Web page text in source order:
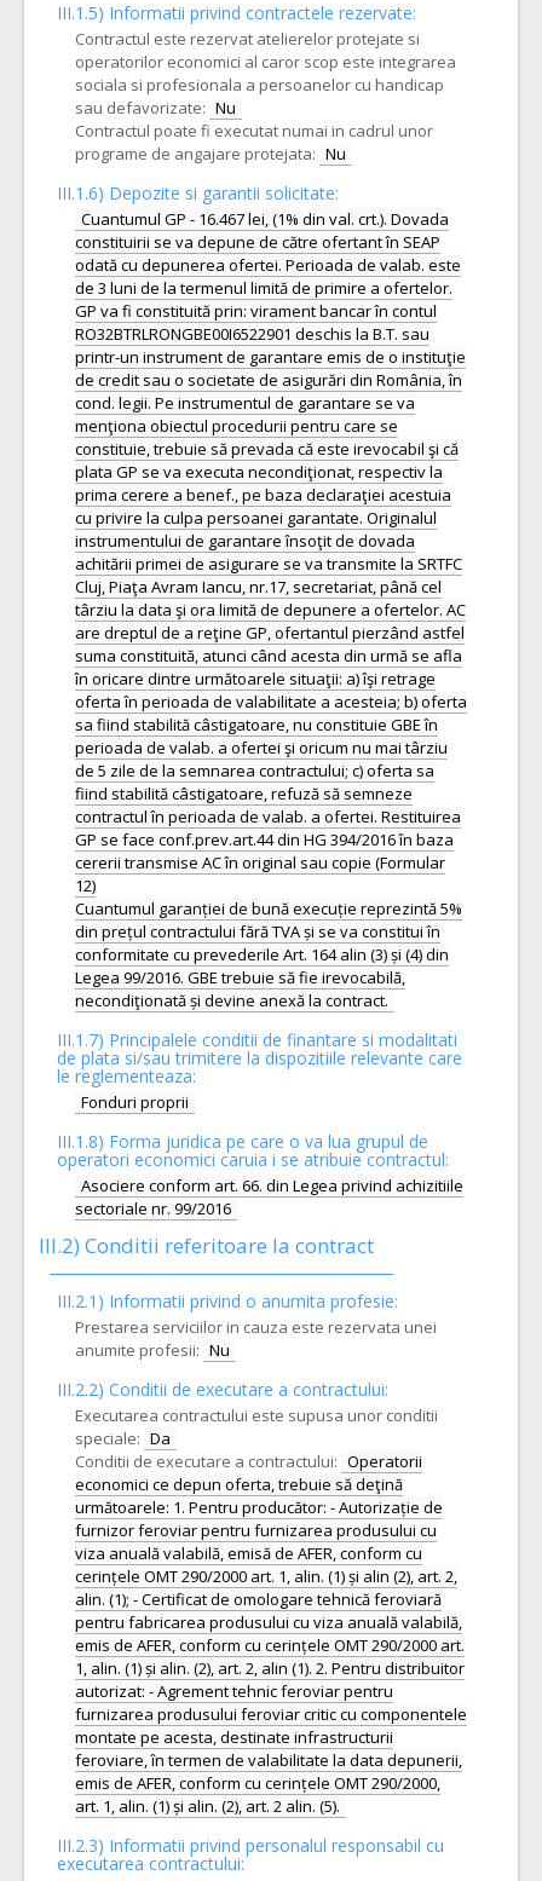
III.1.5) Informatii privind contractele rezervate:
Contractul este rezervat atelierelor protejate si
operatorilor economici al caror scop este integrarea
sociala si profesionala a persoanelor cu handicap
sau defavorizate: Nu
Contractul poate fi executat numai in cadrul unor
programe de angajare protejata: Nu
III.1.6) Depozite si garantii solicitate:
Cuantumul GP - 16.467 lei, (1% din val. crt.). Dovada
constituirii se va depune de către ofertant în SEAP
odată cu depunerea ofertei. Perioada de valab. este
de 3 luni de la termenul limită de primire a ofertelor.
GP va fi constituită prin: virament bancar în contul
RO32BTRLRONGBE00I6522901 deschis la B.T. sau
printr-un instrument de garantare emis de o instituţie
de credit sau o societate de asigurări din România, în
cond. legii. Pe instrumentul de garantare se va
menţiona obiectul procedurii pentru care se
constituie, trebuie să prevada că este irevocabil şi că
plata GP se va executa necondiţionat, respectiv la
prima cerere a benef., pe baza declaraţiei acestuia
cu privire la culpa persoanei garantate. Originalul
instrumentului de garantare însoţit de dovada
achitării primei de asigurare se va transmite la SRTFC
Cluj, Piaţa Avram Iancu, nr.17, secretariat, până cel
târziu la data şi ora limită de depunere a ofertelor. AC
are dreptul de a reţine GP, ofertantul pierzând astfel
suma constituită, atunci când acesta din urmă se afla
în oricare dintre următoarele situaţii: a) îşi retrage
oferta în perioada de valabilitate a acesteia; b) oferta
sa fiind stabilită câstigatoare, nu constituie GBE în
perioada de valab. a ofertei şi oricum nu mai târziu
de 5 zile de la semnarea contractului; c) oferta sa
fiind stabilită câstigatoare, refuză să semneze
contractul în perioada de valab. a ofertei. Restituirea
GP se face conf.prev.art.44 din HG 394/2016 în baza
cererii transmise AC în original sau copie (Formular
12)
Cuantumul garanției de bună execuție reprezintă 5%
din prețul contractului fără TVA și se va constitui în
conformitate cu prevederile Art. 164 alin (3) și (4) din
Legea 99/2016. GBE trebuie să fie irevocabilă,
III.1.7) Principalele conditii de finantare si modalitati
de plata si/sau trimitere la dispozitiile relevante care
le reglementeaza:
Fonduri proprii
III.1.8) Forma juridica pe care o va lua grupul de
operatori economici caruia i se atribuie contractul:
Asociere conform art. 66. din Legea privind achizitiile
sectoriale nr. 99/2016
III.2) Conditii referitoare la contract
III.2.1) Informatii privind o anumita profesie:
Prestarea serviciilor in cauza este rezervata unei
anumite profesii: Nu
III.2.2) Conditii de executare a contractului:
Executarea contractului este supusa unor conditii
speciale: Da
Conditii de executare a contractului: Operatorii
economici ce depun oferta, trebuie să deţină
următoarele: 1. Pentru producător: - Autorizație de
furnizor feroviar pentru furnizarea produsului cu
viza anuală valabilă, emisă de AFER, conform cu
cerințele OMT 290/2000 art. 1, alin. (1) și alin (2), art. 2,
alin. (1); - Certificat de omologare tehnică feroviară
pentru fabricarea produsului cu viza anuală valabilă,
emis de AFER, conform cu cerințele OMT 290/2000 art.
1, alin. (1) și alin. (2), art. 2, alin (1). 2. Pentru distribuitor
autorizat: - Agrement tehnic feroviar pentru
furnizarea produsului feroviar critic cu componentele
montate pe acesta, destinate infrastructurii
feroviare, în termen de valabilitate la data depunerii,
emis de AFER, conform cu cerințele OMT 290/2000,
art. 1, alin. (1) și alin. (2), art. 2 alin. (5).
III.2.3) Informatii privind personalul responsabil cu
executarea contractului: